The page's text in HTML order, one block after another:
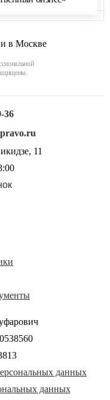
данных
данных
36
11